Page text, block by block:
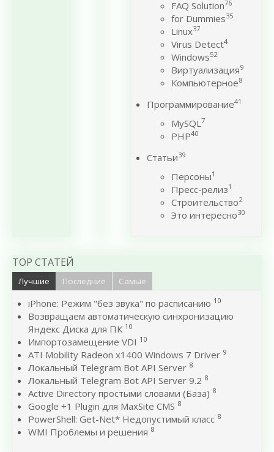
FAQ Solution76
for Dummies35
Linux37
Virus Detect4
Windows52
Виртуализация9
Компьютерное8
Программирование41
MySQL7
PHP40
Статьи39
Персоны1
Пресс-релиз1
Строительство2
Это интересно30
TOP СТАТЕЙ
Лучшие Последние Самые
iPhone: Режим "без звука" по расписанию 10
Возвращаем автоматическую синхронизацию
Яндекс Диска для ПК 10
Импортозамещение VDI 10
ATI Mobility Radeon x1400 Windows 7 Driver 9
Локальный Telegram Bot API Server 8
Локальный Telegram Bot API Server 9.2 8
Active Directory простыми словами (База) 8
Google +1 Plugin для MaxSite CMS 8
PowerShell: Get-Net* Недопустимый класс 8
WMI Проблемы и решения 8